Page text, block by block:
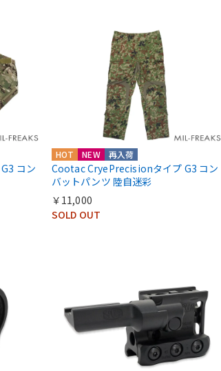
コン
HOT NEW 再入荷
Cootac CryePrecisionタイプ G3 コン
バットパンツ 陸自迷彩
￥11,000
SOLD OUT